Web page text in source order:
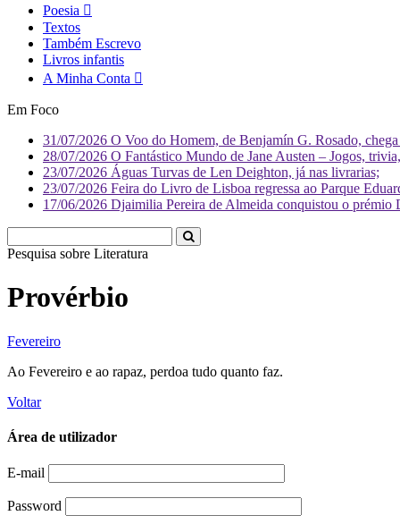
Poesia
Textos
Também Escrevo
Livros infantis
A Minha Conta
Em Foco
31/07/2026 O Voo do Homem, de Benjamín G. Rosado,
28/07/2026 O Fantástico Mundo de Jane Austen – Jogos,
23/07/2026 Águas Turvas de Len Deighton, já nas livrarias;
23/07/2026 Feira do Livro de Lisboa regressa ao Parque
17/06/2026 Djaimilia Pereira de Almeida conquistou o
Pesquisa sobre Literatura
Provérbio
Fevereiro
Ao Fevereiro e ao rapaz, perdoa tudo quanto faz.
Voltar
Área de utilizador
E-mail
Password